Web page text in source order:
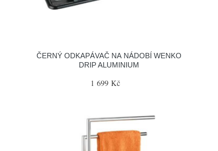
ČERNÝ ODKAPÁVAČ NA NÁDOBÍ WENKO
DRIP ALUMINIUM
1 699 Kč